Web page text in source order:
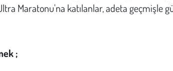
Maratonu'na katılanlar, adeta geçmişle
;